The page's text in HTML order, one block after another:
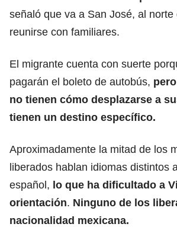
señaló que va a San José, al norte
reunirse con familiares.
El migrante cuenta con suerte
pagarán el boleto de autobús,
no tienen cómo desplazarse a
tienen un destino específico.
Aproximadamente la mitad de los
liberados hablan idiomas distintos
español, lo que ha dificultado a
orientación. Ninguno de los
nacionalidad mexicana.